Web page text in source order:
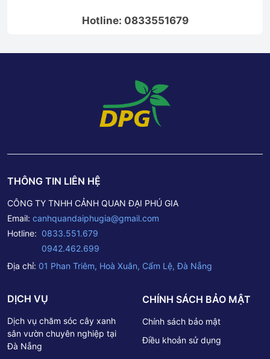
Hotline: 0833551679
THÔNG TIN LIÊN HỆ
CÔNG TY TNHH CẢNH QUAN ĐẠI PHÚ GIA
Email: canhquandaiphugia@gmail.com
Hotline: 0833.551.679
0942.462.699
Địa chỉ: 01 Phan Triêm, Hoà Xuân, Cẩm Lệ, Đà Nẵng
DỊCH VỤ
Dịch vụ chăm sóc cây xanh
sân vườn chuyên nghiệp tại
Đà Nẵng
CHÍNH SÁCH BẢO MẬT
Chính sách bảo mật
Điều khoản sử dụng